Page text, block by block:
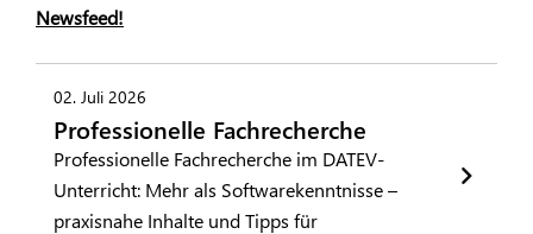
Newsfeed!
02. Juli 2026
Professionelle Fachrecherche
Professionelle Fachrecherche im DATEV-
Unterricht: Mehr als Softwarekenntnisse –
praxisnahe Inhalte und Tipps für